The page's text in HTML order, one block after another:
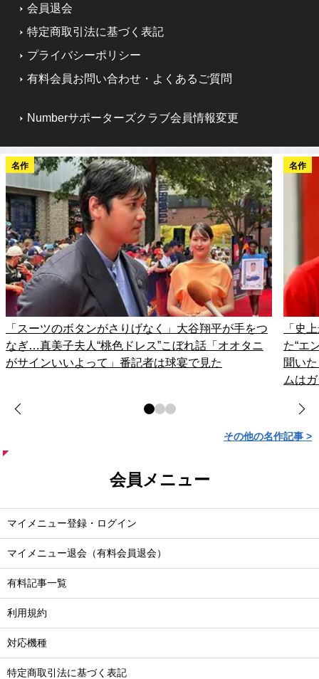
会員退会
特定商取引法に基づく表記
プライバシーポリシー
有料会員お問い合わせ・よくあるご質問
Numberサポーターズクラブ会員情報変更
名作
「スーツのボタンがさりげなく」大谷翔平が手をつ
なぎ…真美子夫人“桃色ドレス”こぼれ話「オオタニ
がサインいいよって」番記者は球宴で見た
名作
「史
た“エ
聞い
ムは
その他の名作記事 >
会員メニュー
マイメニュー登録・ログイン
マイメニュー退会（有料会員退会）
有料記事一覧
利用規約
対応機種
特定商取引法に基づく表記